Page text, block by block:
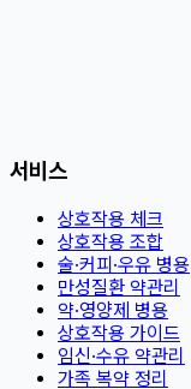
서비스
상호작용 체크
상호작용 조합
술·커피·우유 병용
만성질환 약관리
약·영양제 병용
상호작용 가이드
임신·수유 약관리
가족 복약 정리